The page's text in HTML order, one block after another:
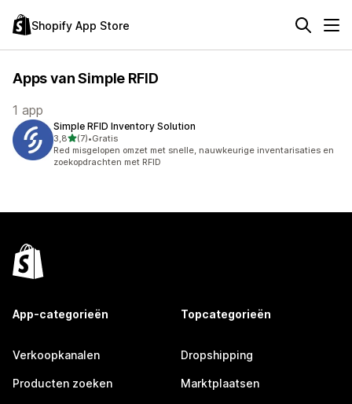
Shopify App Store
Apps van Simple RFID
1 app
Simple RFID Inventory Solution
3,8van 5 sterren
(7)
7 recensies in totaal
•Gratis
Red misgelopen omzet met snelle, nauwkeurige inventarisaties en
zoekopdrachten met RFID
App-categorieën
Verkoopkanalen
Producten zoeken
Topcategorieën
Dropshipping
Marktplaatsen